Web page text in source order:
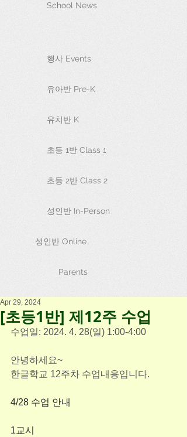
School News
행사 Events
유아반 Pre-K
유치반 K
초등 1반 Class 1
초등 2반 Class 2
성인반 In-Person
성인반 Online
Parents
[초등1반] 제12주 수업
Apr 29, 2024
수업일: 2024. 4. 28(일) 1:00-4:00
안녕하세요~
한글학교 12주차 수업내용입니다.
4/28 수업 안내
1교시